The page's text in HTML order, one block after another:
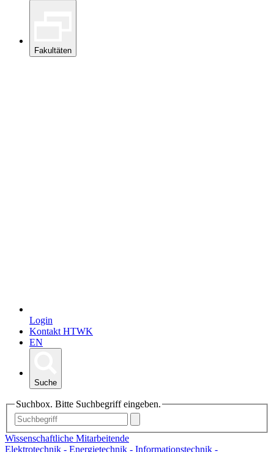
Fakultäten
Login
Kontakt HTWK
EN
Suche
Suchbox. Bitte Suchbegriff eingeben.
Wissenschaftliche Mitarbeitende
Elektrotechnik - Energietechnik - Informationstechnik -